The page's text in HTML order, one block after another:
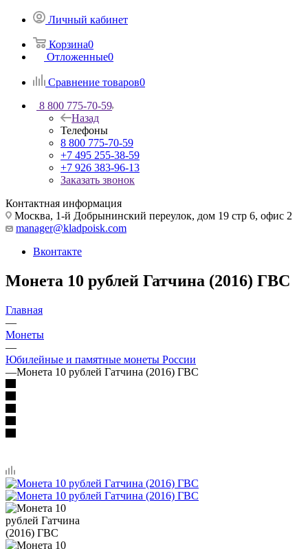
Личный кабинет
Корзина0
Отложенные0
Сравнение товаров0
8 800 775-70-59
Назад
Телефоны
8 800 775-70-59
+7 495 255-38-59
+7 926 383-96-13
Заказать звонок
Контактная информация
Москва, 1-й Добрынинский переулок, дом 19 стр 6, офис 2
manager@kladpoisk.com
Вконтакте
Монета 10 рублей Гатчина (2016) ГВС
Главная
—
Монеты
—
Юбилейные и памятные монеты России
—Монета 10 рублей Гатчина (2016) ГВС